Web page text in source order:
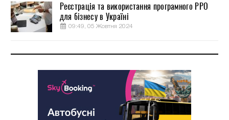
Реєстрація та використання програмного РРО
для бізнесу в Україні
09:49, 05 Жовтня 2024